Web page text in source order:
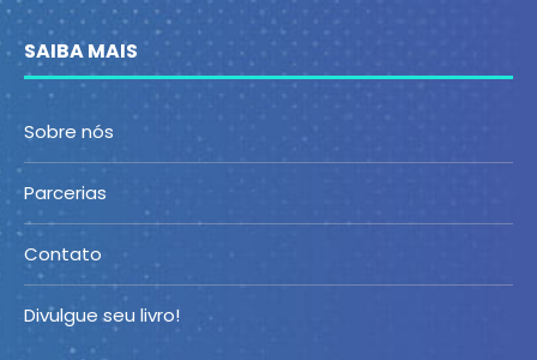
SAIBA MAIS
Sobre nós
Parcerias
Contato
Divulgue seu livro!